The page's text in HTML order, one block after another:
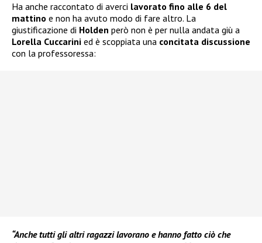
Ha anche raccontato di averci lavorato fino alle 6 del
mattino e non ha avuto modo di fare altro. La
giustificazione di Holden però non è per nulla andata giù a
Lorella Cuccarini ed è scoppiata una concitata discussione
con la professoressa:
“Anche tutti gli altri ragazzi lavorano e hanno fatto ciò che